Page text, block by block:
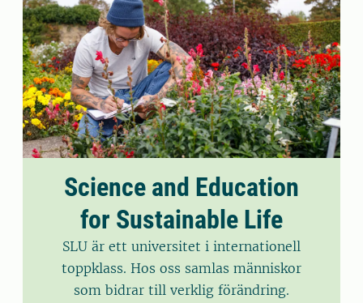
Science and Education
for Sustainable Life
SLU är ett universitet i internationell
toppklass. Hos oss samlas människor
som bidrar till verklig förändring.